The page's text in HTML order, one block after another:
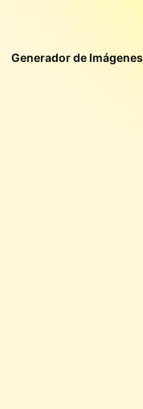
Generador de Imágenes